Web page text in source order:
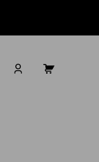
sesión
Carrito